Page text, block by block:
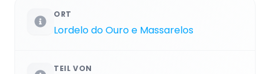
ORT
Lordelo do Ouro e Massarelos
TEIL VON